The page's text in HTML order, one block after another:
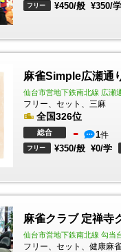
フリー ¥450/般 ¥350/学
麻雀Simple広瀬通
仙台市営地下鉄南北線 広瀬
フリー、セット、三麻
全国326位
総合 - 1件
フリー ¥350/般 ¥0/学
麻雀クラブ 定禅寺
仙台市営地下鉄南北線 勾当
フリー、セット、健康麻